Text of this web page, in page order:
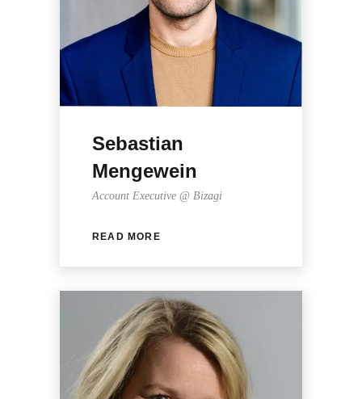
Sebastian
Mengewein
Account Executive @ Bizagi
READ MORE